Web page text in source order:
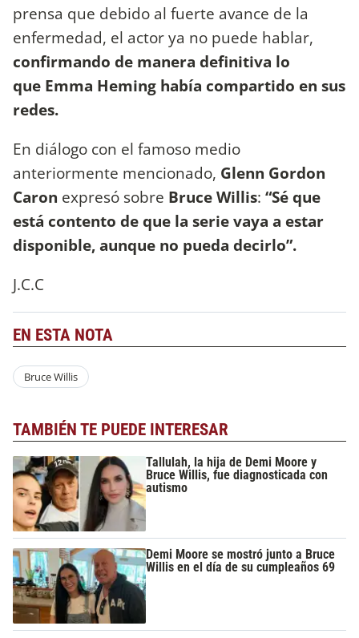
prensa que debido al fuerte avance de la
enfermedad, el actor ya no puede hablar,
confirmando de manera definitiva lo
que Emma Heming había compartido en sus
redes.
En diálogo con el famoso medio
anteriormente mencionado, Glenn Gordon
Caron expresó sobre Bruce Willis: “Sé que
está contento de que la serie vaya a estar
disponible, aunque no pueda decirlo”.
J.C.C
EN ESTA NOTA
Bruce Willis
TAMBIÉN TE PUEDE INTERESAR
Tallulah, la hija de Demi Moore y
Bruce Willis, fue diagnosticada con
autismo
Demi Moore se mostró junto a Bruce
Willis en el día de su cumpleaños 69